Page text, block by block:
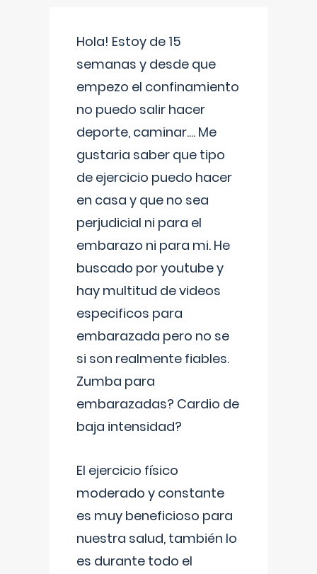
Hola! Estoy de 15
semanas y desde que
empezo el confinamiento
no puedo salir hacer
deporte, caminar.... Me
gustaria saber que tipo
de ejercicio puedo hacer
en casa y que no sea
perjudicial ni para el
embarazo ni para mi. He
buscado por youtube y
hay multitud de videos
especificos para
embarazada pero no se
si son realmente fiables.
Zumba para
embarazadas? Cardio de
baja intensidad?
El ejercicio físico
moderado y constante
es muy beneficioso para
nuestra salud, también lo
es durante todo el